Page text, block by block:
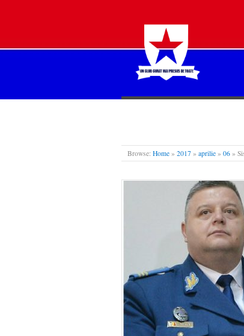
STEAUA
Browse: Home » 2017 » aprilie » 06 »